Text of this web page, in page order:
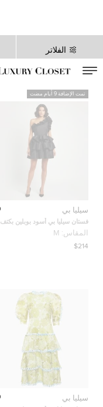
الفلاتر
تمت الإضافة 9 أيام مضت
سيليا بي
فستان سيليا بي أسود بوبلين بكتف
واحد كشكش بالتك ميني متوسط
المقاس: M
$214
سيليا بي